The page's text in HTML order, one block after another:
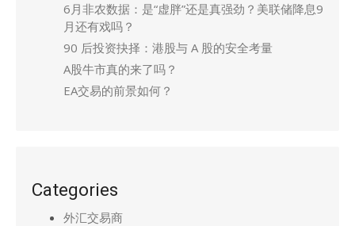
6月非农数据：是“虚胖”还是真强劲？美联储降息9
月还有戏吗？
90 后投资抉择：港股与 A 股的安全考量
A股牛市真的来了吗？
EA交易的前景如何？
Categories
外汇交易商